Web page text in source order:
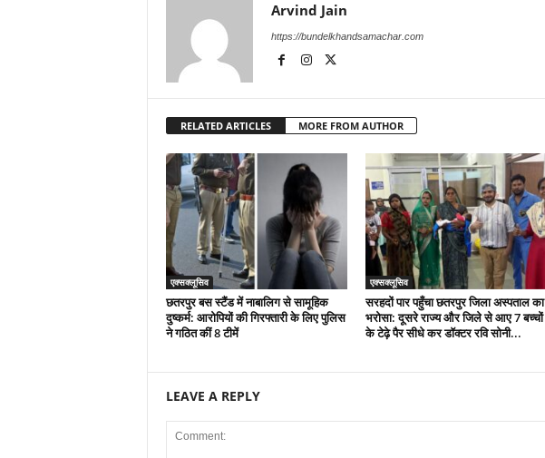
Arvind Jain
https://bundelkhandsamachar.com
RELATED ARTICLES MORE FROM AUTHOR
एक्सक्लूसिव
छतरपुर बस स्टैंड में नाबालिग से सामूहिक
दुष्कर्म: आरोपियों की गिरफ्तारी के लिए पुलिस
ने गठित कीं 8 टीमें
एक्सक्लूसिव
सरहदों पार पहुँचा छतरपुर जिला अस्पताल का
भरोसा: दूसरे राज्य और जिले से आए 7 बच्चों
के टेढ़े पैर सीधे कर डॉक्टर रवि सोनी...
LEAVE A REPLY